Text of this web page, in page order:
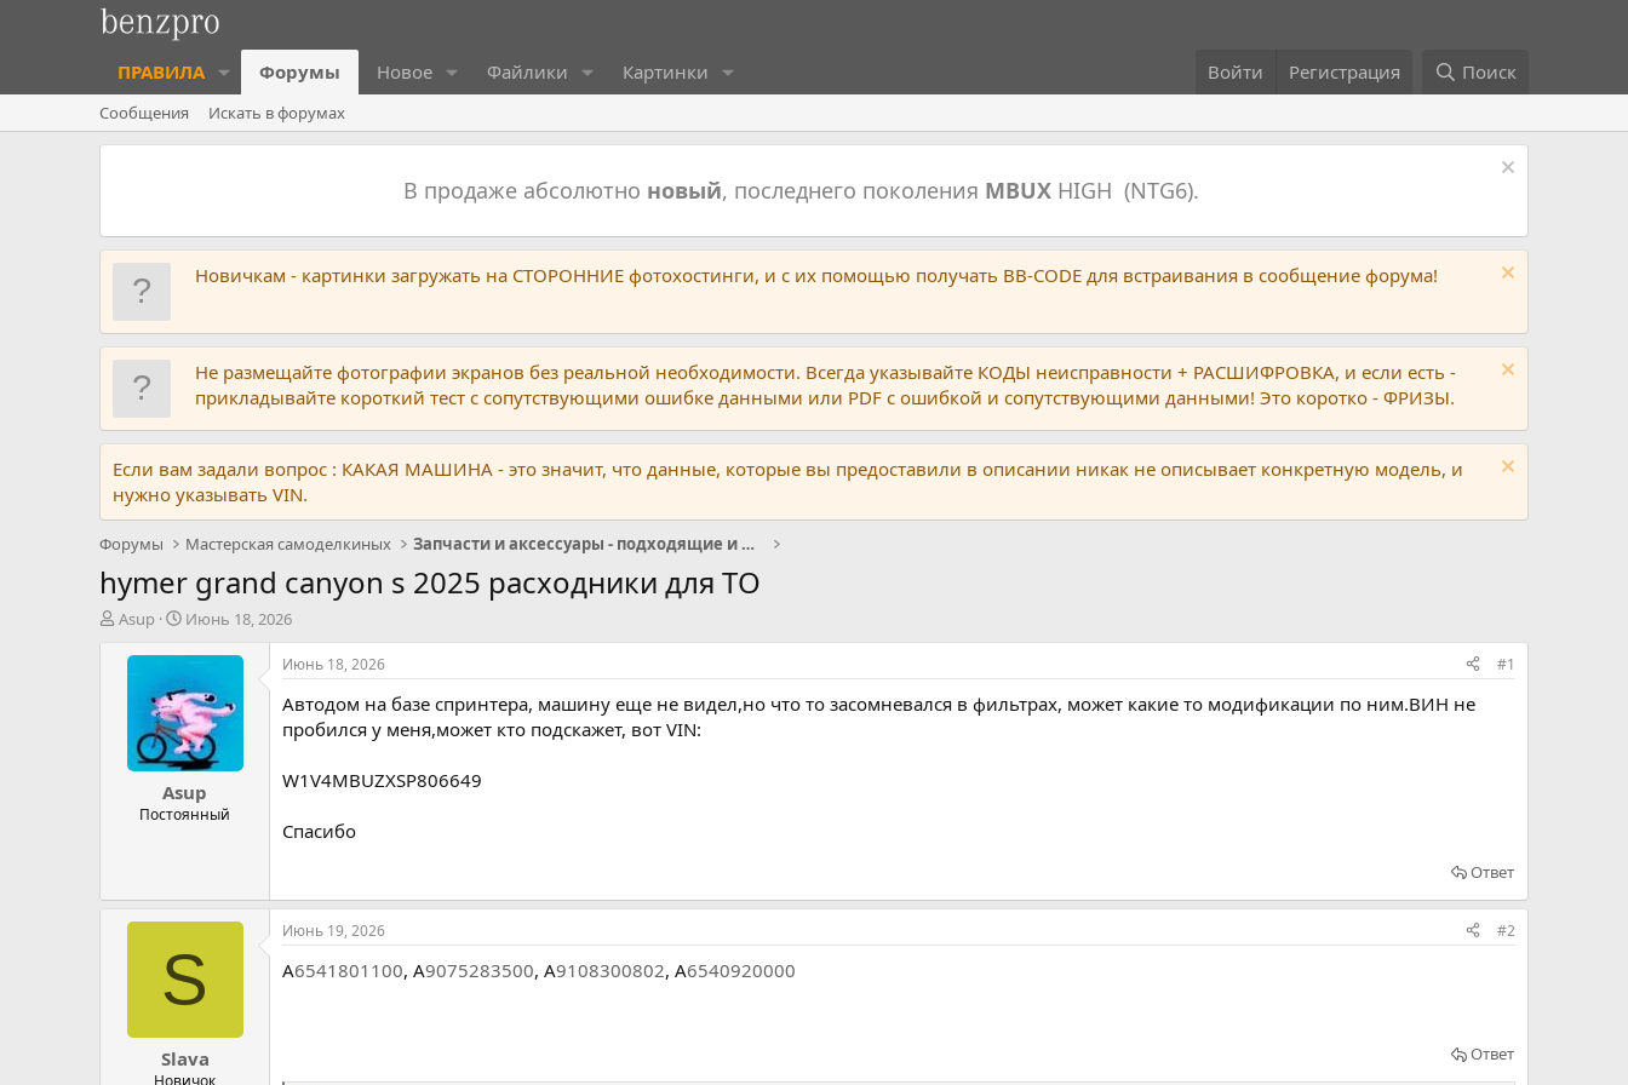
ПРАВИЛА Форумы Новое Файлики Картинки Войти Регистрация Поиск
Сообщения Искать в форумах
В продаже абсолютно новый, последнего поколения MBUXHIGH (NTG6).
Новичкам - картинки загружать на СТОРОННИЕ фотохостинги, и с их помощью получать BB-CODE для встраивания в сообщение форума!
Не размещайте фотографии экранов без реальной необходимости. Всегда указывайте КОДЫ неисправности + РАСШИФРОВКА, и если есть -
прикладывайте короткий тест с сопутствующими ошибке данными или PDF с ошибкой и сопутствующими данными! Это коротко - ФРИЗЫ.
Если вам задали вопрос : КАКАЯ МАШИНА - это значит, что данные, которые вы предоставили в описании никак не описывает конкретную модель, и
нужно указывать VIN.
Форумы Мастерская самоделкиных Запчасти и аксессуары - подходящие и не очень
hymer grand canyon s 2025 расходники для ТО
А
м
Asup
Д
т
а
н
а
ч
а
л
а
Июнь 18, 2026
Asup
Постоянный
Июнь 18, 2026 #1
Автодом на базе спринтера, машину еще не видел,но что то засомневался в фильтрах, может какие то модификации по ним.ВИН не
пробился у меня,может кто подскажет, вот VIN:
W1V4MBUZXSP806649
Спасибо
Ответ
S
Slava
Июнь 19, 2026 #2
A6541801100, A9075283500, A9108300802, A6540920000
Ответ